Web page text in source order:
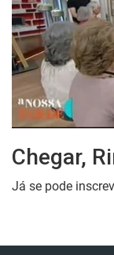
Chegar,
Já se pode